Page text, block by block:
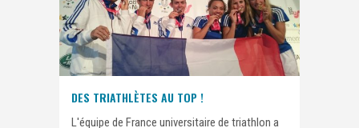
DES TRIATHLÈTES AU TOP !
L'équipe de France universitaire de triathlon a